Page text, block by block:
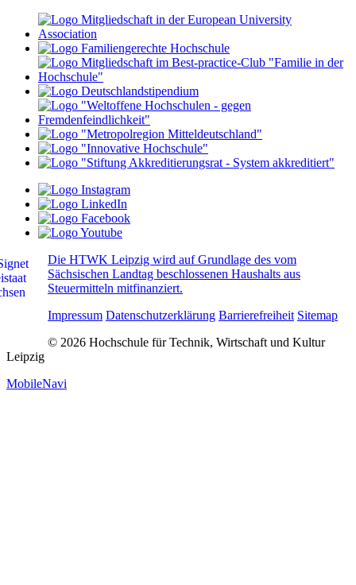
Die HTWK Leipzig wird auf Grundlage des vom
Sächsischen Landtag beschlossenen Haushalts aus
Steuermitteln mitfinanziert.
Impressum Datenschutzerklärung Barrierefreiheit Sitemap
© 2026 Hochschule für Technik, Wirtschaft und Kultur
Leipzig
MobileNavi